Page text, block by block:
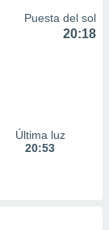
Puesta del sol
20:18
Última luz
20:53